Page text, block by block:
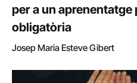
per a un aprenentatge
obligatòria
Josep Maria Esteve Gibert